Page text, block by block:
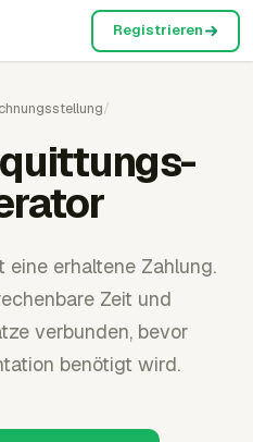
Registrieren
/
eine erhaltene Zahlung.
Zeit und
verbunden, bevor
benötigt wird.